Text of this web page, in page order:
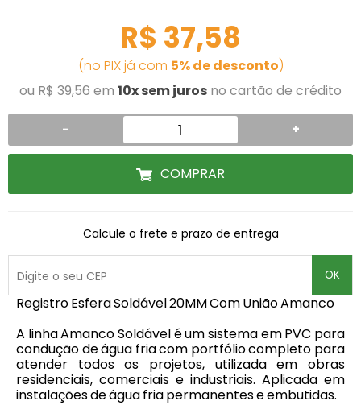
R$ 37,58
(no PIX já com 5% de desconto)
ou R$ 39,56 em 10x sem juros no cartão de crédito
- +
COMPRAR
Calcule o frete e prazo de entrega
OK
Registro Esfera Soldável 20MM Com União Amanco
A linha Amanco Soldável é um sistema em PVC para
condução de água fria com portfólio completo para
atender todos os projetos, utilizada em obras
residenciais, comerciais e industriais. Aplicada em
instalações de água fria permanentes e embutidas.